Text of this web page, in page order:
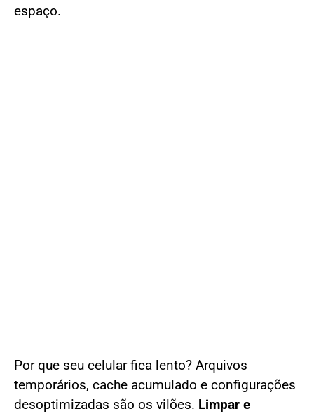
espaço.
Por que seu celular fica lento? Arquivos
temporários, cache acumulado e configurações
desoptimizadas são os vilões. Limpar e